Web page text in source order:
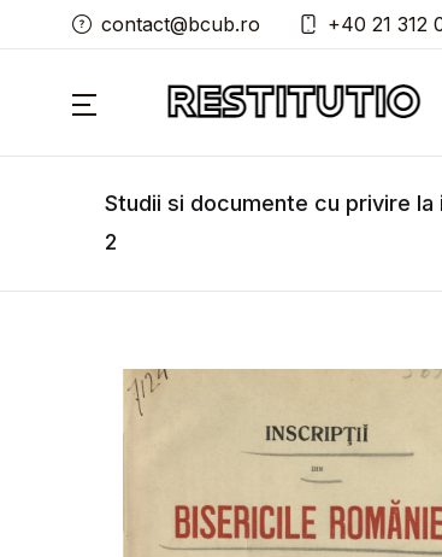
contact@bcub.ro +40 21 312
Studii si documente cu privire la
2